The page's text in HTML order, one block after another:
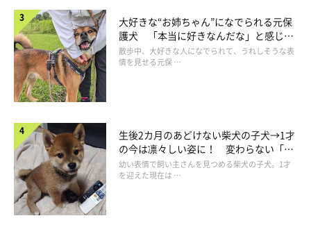
大好きな“お姉ちゃん”になでられる元保
護犬 「本当に好きなんだな」と感じる
表情にほっこり
散歩中、大好きな人になでられて、うれしそうな表
情を見せる元保 …
生後2カ月のあどけない柴犬の子犬→1才
の今は凛々しい姿に！ 変わらない「く
りくりおめめ」にもほっこり
幼い表情で飼い主さんを見つめる柴犬の子犬。1才
を迎えた現在は …